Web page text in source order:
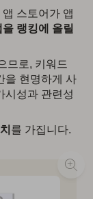
앱 스토어가 앱
랭킹에 올릴
므로, 키워드
을 현명하게 사
시성과 관련성
를 가집니다.